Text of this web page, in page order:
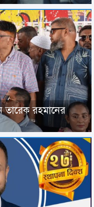
তারেক রহমানের